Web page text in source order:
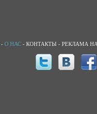
- О НАС - КОНТАКТЫ - РЕКЛАМА